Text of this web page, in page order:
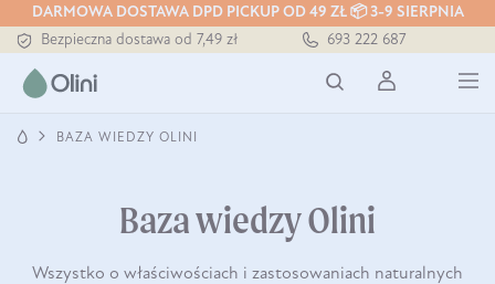
DARMOWA DOSTAWA DPD PICKUP OD 49 ZŁ 📦 3-9 SIERPNIA
Bezpieczna dostawa od 7,49 zł
Darmowa dostawa od 199 zł
693 222 687
BAZA WIEDZY OLINI
Baza wiedzy Olini
Wszystko o właściwościach i zastosowaniach naturalnych